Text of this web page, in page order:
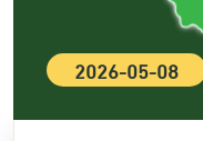
2026-05-08